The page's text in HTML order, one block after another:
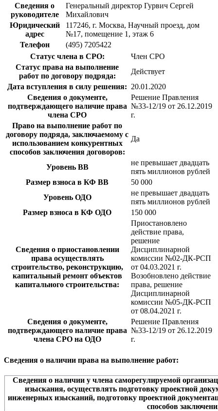
Сведения о
руководителе
Генеральный директор Гурвич Сергей
Михайлович
Юридический
адрес
117246, г. Москва, Научный проезд, дом
№17, помещение 1, этаж 6
Телефон
(495) 7205422
Статус члена в СРО:
Член СРО
Статус права на выполнение
работ по договору подряда:
Действует
Дата вступления в силу решения: 20.01.2020
Сведения о документе,
подтверждающего наличие права
члена СРО
Решение Правления
№33-12/19 от 26.12.2019
г.
Право на выполнение работ по
договору подряда, заключаемому с
использованием конкурентных
способов заключения договоров:
Да
Уровень ВВ
не превышает двадцать
пять миллионов рублей
Размер взноса в КФ ВВ
50 000
Уровень ОДО
не превышает двадцать
пять миллионов рублей
Размер взноса в КФ ОДО
150 000
Сведения о приостановлении
права осуществлять
строительство, реконструкцию,
капитальный ремонт объектов
капитального строительства:
Приостановлено
действие права,
решение
Дисциплинарной
комиссии №02-ДК-РСП
от 04.03.2021 г.
Возобновлено действие
права, решение
Дисциплинарной
комиссии №05-ДК-РСП
от 08.04.2021 г.
Сведения о документе,
подтверждающего наличие права
члена СРО на ОДО
Решение Правления
№33-12/19 от 26.12.2019
г.
Сведения о наличии права на выполнение работ:
Сведения о наличии у члена саморегулируемой
изыскания, осуществлять подготовку проектной
инженерных изысканий, подготовку проектной
способов